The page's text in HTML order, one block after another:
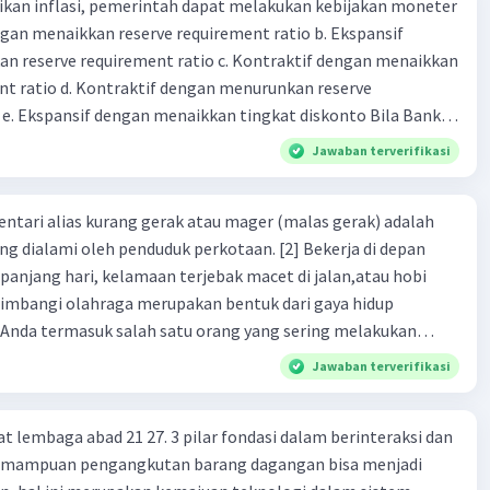
non bank yang memiliki fungsi sebagai penggerak investasi
dan memasukan surat berharga 24. Nama lembaga
yang bertugas mengatasi para rensumen 25. Ciri" dari
abad ke 21
inflasi, pemerintah dapat melakukan kebijakan moneter
menaikkan reserve requirement ratio b. Ekspansif
reserve requirement ratio c. Kontraktif dengan menaikkan
ratio d. Kontraktif dengan menurunkan reserve
dengan menaikkan tingkat diskonto Bila Bank
kebijakan moneter ekspansif, ceteris paribus maka .... a.
di mana bentuk kurva jumlah uang beredar (penawaran
(penawaran uang) naik dari kiri bawah ke kanan atas
di mana bentuk kurva jumlah uang beredar
dari kiri bawah ke kanan atas d. Tingkat bunga turun di
jumlah uang beredar (penawaran uang) naik dari kiri bawah
bunga turun di mana bentuk kurva jumlah uang
fiskal kontraktif dilakukan
Tr, dan meningkatkan Tx c. Menurunkan G,
menurunkan Tx d. Meningkatkan G, mengurangi Tr, dan
Jawaban terverifikasi
alias kurang gerak atau mager (malas gerak) adalah
dialami oleh penduduk perkotaan. [2] Bekerja di depan
hari, kelamaan terjebak macet di jalan,atau hobi
olahraga merupakan bentuk dari gaya hidup
termasuk salah satu orang yang sering melakukan
Anda harus waspada. [4] Pasalnya, gaya hidup
karena membuat Anda berisiko terkena diabetes
[6] Coba ingat-ingat, dalam sehari ini, sudah berapa kali
aplikasi online untuk memenuhi kebutuh Anda? [7]
Jawaban terverifikasi
lembaga abad 21 27. 3 pilar fondasi dalam berinteraksi dan
pengangkutan barang dagangan bisa menjadi